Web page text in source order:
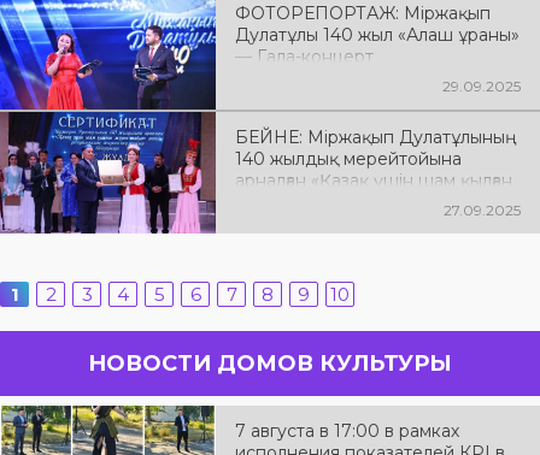
ФОТОРЕПОРТАЖ: Міржақып
Дулатұлы 140 жыл «Алаш ұраны»
— Гала-концерт
29.09.2025
БЕЙНЕ: Міржақып Дулатұлының
140 жылдық мерейтойына
арналған «Қазақ үшін шам қылған
27.09.2025
1 2 3 4 5 6 7 8 9 10
НОВОСТИ ДОМОВ КУЛЬТУРЫ
7 августа в 17:00 в рамках